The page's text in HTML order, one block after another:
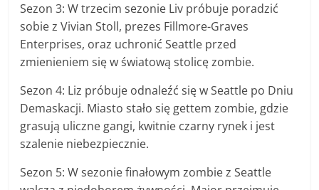
Sezon 3: W trzecim sezonie Liv próbuje poradzić
sobie z Vivian Stoll, prezes Fillmore-Graves
Enterprises, oraz uchronić Seattle przed
zmienieniem się w światową stolicę zombie.
Sezon 4: Liz próbuje odnaleźć się w Seattle po Dniu
Demaskacji. Miasto stało się gettem zombie, gdzie
grasują uliczne gangi, kwitnie czarny rynek i jest
szalenie niebezpiecznie.
Sezon 5: W sezonie finałowym zombie z Seattle